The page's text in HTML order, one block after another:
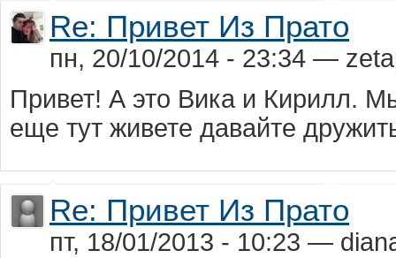
Re: Привет Из Прато
пн, 20/10/2014 - 23:34 —
Привет! А это Вика и Кирилл.
еще тут живете давайте
Re: Привет Из Прато
пт, 18/01/2013 - 10:23 —